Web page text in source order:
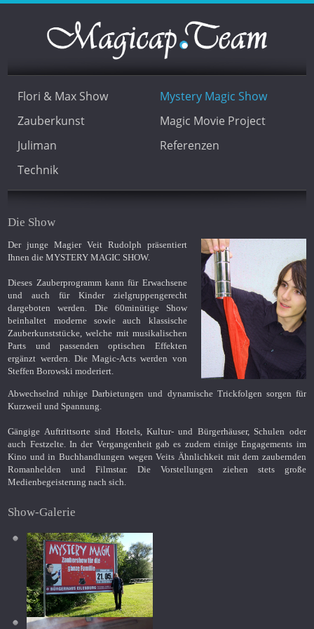
Flori & Max Show
Mystery Magic Show
Zauberkunst
Magic Movie Project
Juliman
Referenzen
Technik
Die Show
Der junge Magier Veit Rudolph präsentiert
Ihnen die MYSTERY MAGIC SHOW.
Dieses Zauberprogramm kann für Erwachsene
und auch für Kinder zielgruppengerecht
dargeboten werden. Die 60minütige Show
beinhaltet moderne sowie auch klassische
Zauberkunststücke, welche mit musikalischen
Parts und passenden optischen Effekten
ergänzt werden. Die Magic-Acts werden von
Steffen Borowski moderiert.
Abwechselnd ruhige Darbietungen und dynamische Trickfolgen sorgen für
Kurzweil und Spannung.
Gängige Auftrittsorte sind Hotels, Kultur- und Bürgerhäuser, Schulen oder
auch Festzelte. In der Vergangenheit gab es zudem einige Engagements im
Kino und in Buchhandlungen wegen Veits Ähnlichkeit mit dem zaubernden
Romanhelden und Filmstar. Die Vorstellungen ziehen stets große
Medienbegeisterung nach sich.
Show-Galerie